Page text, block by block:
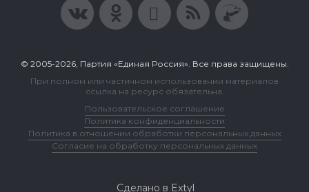
© 2005-2026, Партия «Единая Россия». Все права защищены.
При полном или частичном использовании материалов
ссылка на ресурс обязательна.
Пользовательское соглашение
Политика конфиденциальности
Политика в отношении обработки персональных данных
Согласие на обработку персональных данных
Сделано в Extyl